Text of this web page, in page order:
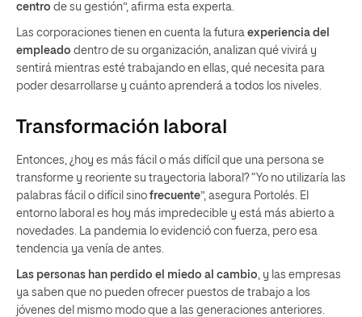
centro de su gestión”, afirma esta experta.
Las corporaciones tienen en cuenta la futura experiencia del
empleado dentro de su organización, analizan qué vivirá y
sentirá mientras esté trabajando en ellas, qué necesita para
poder desarrollarse y cuánto aprenderá a todos los niveles.
Transformación laboral
Entonces, ¿hoy es más fácil o más difícil que una persona se
transforme y reoriente su trayectoria laboral? “Yo no utilizaría las
palabras fácil o difícil sino frecuente”, asegura Portolés. El
entorno laboral es hoy más impredecible y está más abierto a
novedades. La pandemia lo evidenció con fuerza, pero esa
tendencia ya venía de antes.
Las personas han perdido el miedo al cambio , y las empresas
ya saben que no pueden ofrecer puestos de trabajo a los
jóvenes del mismo modo que a las generaciones anteriores.